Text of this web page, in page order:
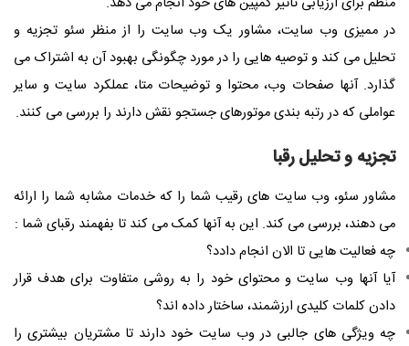
در ممیزی وب سایت، مشاور یک وب سایت را از منظر سئو تجزیه و
تحلیل می کند و توصیه هایی را در مورد چگونگی بهبود آن به اشتراک می
گذارد. آنها صفحات وب، محتوا و توضیحات متا، عملکرد سایت و سایر
عواملی که در رتبه بندی موتورهای جستجو نقش دارند را بررسی می کنند.
تجزیه و تحلیل رقبا
مشاور سئو، وب سایت های رقیب شما را که خدمات مشابه شما را ارائه
می دهند، بررسی می کند. این به آنها کمک می کند تا بفهمند رقبای شما :
چه فعالیت هایی تا الان انجام دادد؟
آیا آنها وب سایت و محتوای خود را به روشی متفاوت برای هدف قرار
دادن کلمات کلیدی ارزشمند، ساختار داده اند؟
چه ویژگی های جالبی در وب سایت خود دارند تا مشتریان بیشتری را